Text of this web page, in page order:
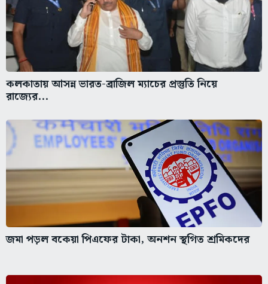
কলকাতায় আসন্ন ভারত-ব্রাজিল ম্যাচের প্রস্তুতি নিয়ে
রাজ্যের...
জমা পড়ল বকেয়া পিএফের টাকা, অনশন স্থগিত শ্রমিকদের